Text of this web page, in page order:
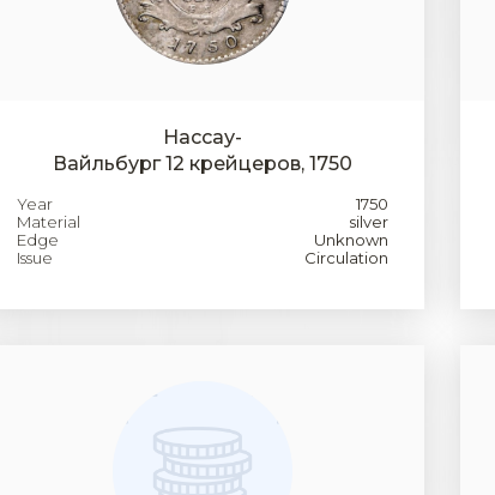
Нассау-
Вайльбург 12 крейцеров, 1750
Year
1750
Material
silver
Edge
Unknown
Issue
Circulation